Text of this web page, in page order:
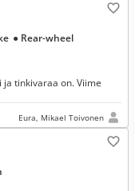
● Rear-wheel
tinkivaraa on. Viime
Eura, Mikael Toivonen